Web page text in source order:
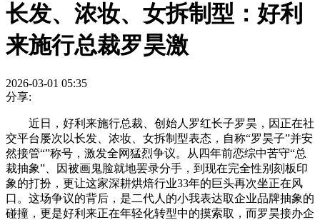
长发、浓妆、女拆制型：好利
来施行总裁罗昊激
2026-03-01 05:35
分享:
近日，好利来施行总裁、创始人罗红长子罗昊，因正在社
交平台屡次以长发、浓妆、女拆制型表态，自称“罗昊子”并安
然接管“”称号，激发全网猛烈争议。从四年前恋综中苦守“总
裁抽象”、因被画鬼脸就地罢录分手，到现在完全性别刻板印
象的打扮，更让这家深耕烘焙行业33年的巨头再次坐正在风
口。这场争议的背后，是二代人的小我表达取企业品牌抽象的
碰撞，更是好利来正在年轻化转型中的摸索取，而罗昊接办企